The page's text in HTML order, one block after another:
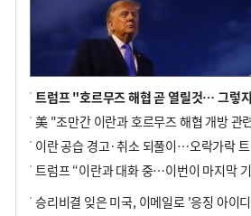
이란
트럼프 “이란과 대화 중…이번이 마지막